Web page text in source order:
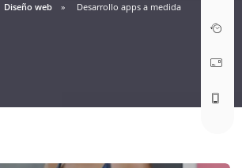
Diseño web Desarrollo apps a medida